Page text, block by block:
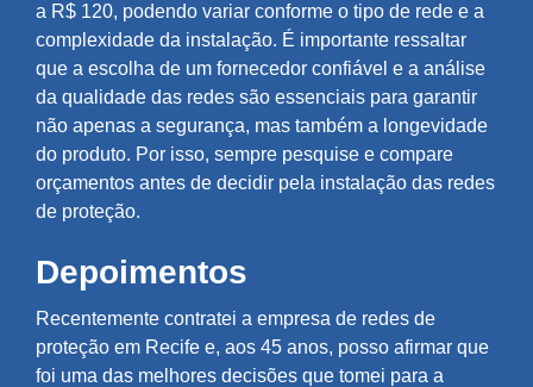
a R$ 120, podendo variar conforme o tipo de rede e a
complexidade da instalação. É importante ressaltar
que a escolha de um fornecedor confiável e a análise
da qualidade das redes são essenciais para garantir
não apenas a segurança, mas também a longevidade
do produto. Por isso, sempre pesquise e compare
orçamentos antes de decidir pela instalação das redes
de proteção.
Depoimentos
Recentemente contratei a empresa de redes de
proteção em Recife e, aos 45 anos, posso afirmar que
foi uma das melhores decisões que tomei para a